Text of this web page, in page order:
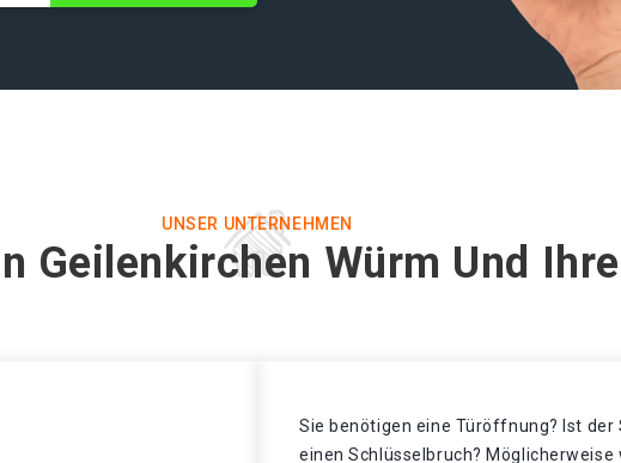
UNSER UNTERNEHMEN
Geilenkirchen Würm Und
Sie benötigen eine Türöffnung? Ist der
einen Schlüsselbruch? Möglicherweise